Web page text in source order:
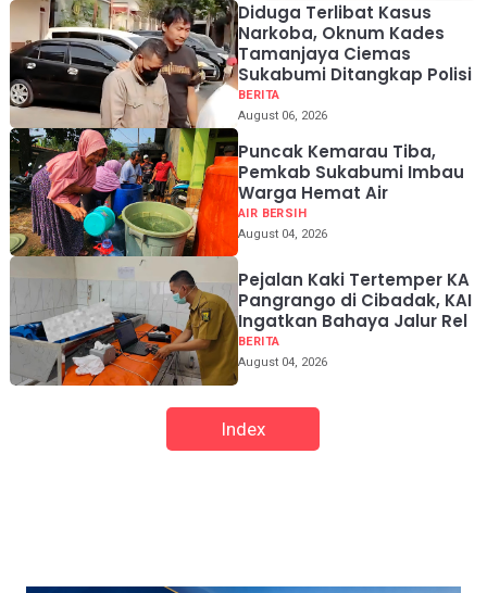
Diduga Terlibat Kasus
Narkoba, Oknum Kades
Tamanjaya Ciemas
Sukabumi Ditangkap Polisi
BERITA
August 06, 2026
Puncak Kemarau Tiba,
Pemkab Sukabumi Imbau
Warga Hemat Air
AIR BERSIH
August 04, 2026
Pejalan Kaki Tertemper KA
Pangrango di Cibadak, KAI
Ingatkan Bahaya Jalur Rel
BERITA
August 04, 2026
Index